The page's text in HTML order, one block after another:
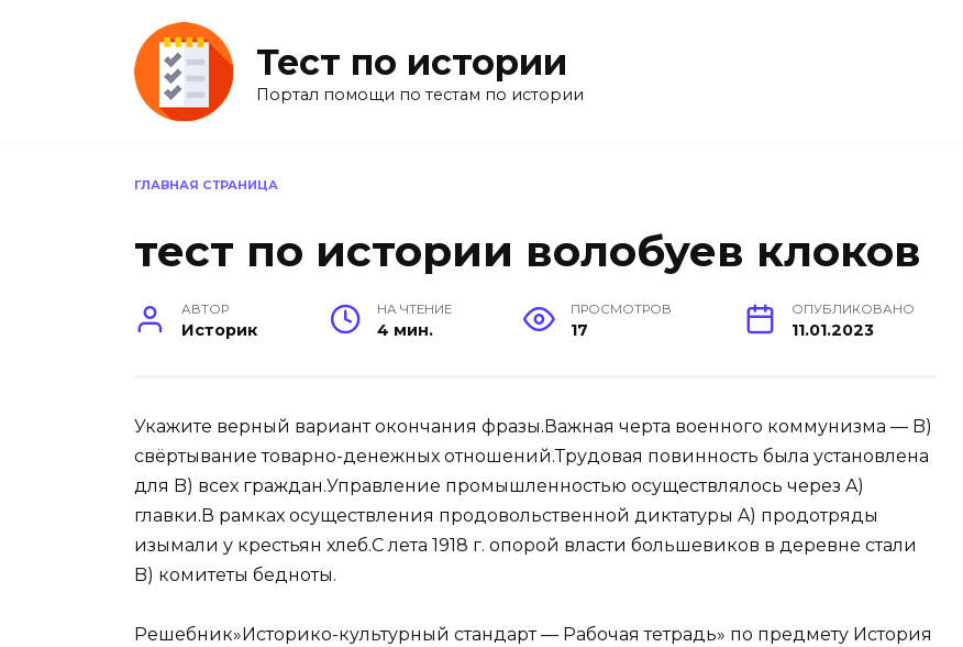
Тест по истории
Портал помощи по тестам по истории
ГЛАВНАЯ СТРАНИЦА
тест по истории волобуев клоков
АВТОР
Историк
НА ЧТЕНИЕ
4 мин.
ПРОСМОТРОВ
17
ОПУБЛИКОВАНО
11.01.2023
Укажите верный вариант окончания фразы.Важная черта военного коммунизма — B)
свёртывание товарно-денежных отношений.Трудовая повинность была установлена
для B) всех граждан.Управление промышленностью осуществлялось через A)
главки.В рамках осуществления продовольственной диктатуры A) продотряды
изымали у крестьян хлеб.С лета 1918 г. опорой власти большевиков в деревне стали
B) комитеты бедноты.
Решебник»Историко-культурный стандарт — Рабочая тетрадь» по предмету История